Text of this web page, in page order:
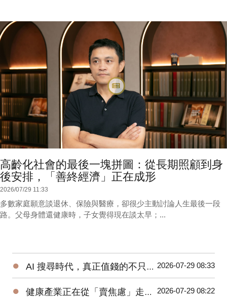
高齡化社會的最後一塊拼圖：從長期照顧到身
後安排，「善終經濟」正在成形
2026/07/29 11:33
多數家庭願意談退休、保險與醫療，卻很少主動討論人生最後一段
路。父母身體還健康時，子女覺得現在談太早；...
● AI 搜尋時代，真正值錢的不只是內容，而是「工具」：為什麼工具網站正在成為新的流量入口？ 2026-07-29 08:33
● 健康產業正在從「賣焦慮」走向「幫助決策」：從健保費到益生菌，消費者真正缺的是什麼？ 2026-07-29 08:22